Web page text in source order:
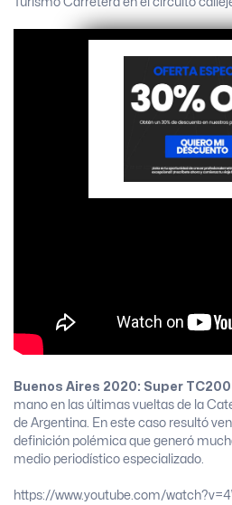
Buenos Aires 2020: Super
mano en las últimas vueltas de la
de Argentina. En este caso resultó
definición polémica que generó
medio periodístico especializado.
https://www.youtube.com/